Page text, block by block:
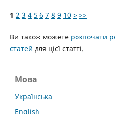
1 2 3 4 5 6 7 8 9 10 > >>
Ви також можете розпочати
статей для цієї статті.
Мова
Українська
English